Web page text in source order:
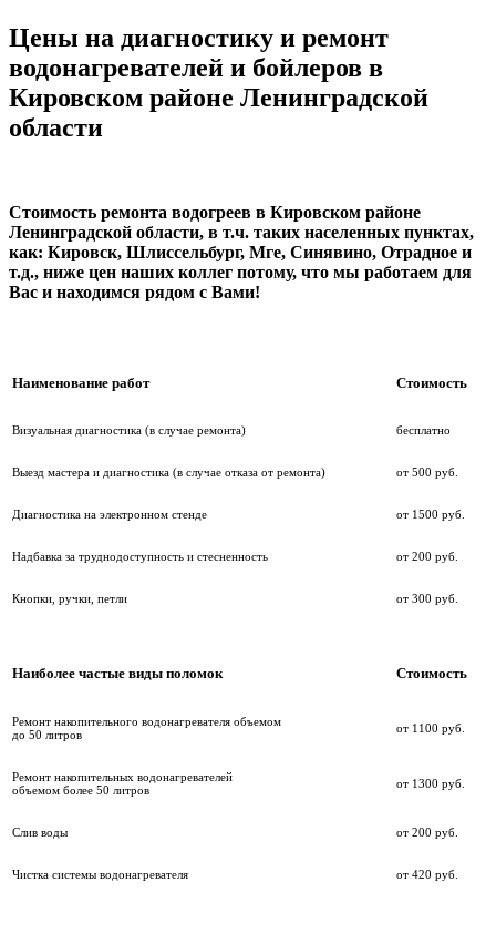
Цены на диагностику и ремонт
водонагревателей и бойлеров в
Кировском районе Ленинградской
области
Стоимость ремонта водогреев в Кировском районе
Ленинградской области, в т.ч. таких населенных пунктах,
как: Кировск, Шлиссельбург, Мге, Синявино, Отрадное и
т.д., ниже цен наших коллег потому, что мы работаем для
Вас и находимся рядом с Вами!
Наименование работ Стоимость
Визуальная диагностика (в случае ремонта) бесплатно
Выезд мастера и диагностика (в случае отказа от ремонта) от 500 руб.
Диагностика на электронном стенде от 1500 руб.
Надбавка за труднодоступность и стесненность от 200 руб.
Кнопки, ручки, петли от 300 руб.
Наиболее частые виды поломок Стоимость
Ремонт накопительного водонагревателя объемом
до 50 литров
от 1100 руб.
Ремонт накопительных водонагревателей
объемом более 50 литров
от 1300 руб.
Слив воды от 200 руб.
Чистка системы водонагревателя от 420 руб.